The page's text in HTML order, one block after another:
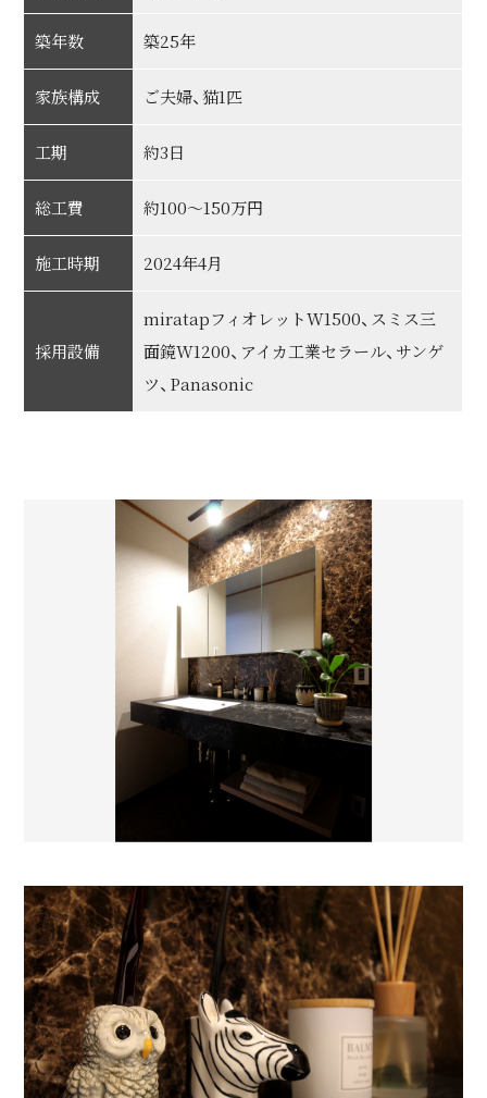
築年数 築25年
家族構成 ご夫婦、猫1匹
工期 約3日
総工費 約100～150万円
施工時期 2024年4月
採用設備
miratapフィオレットW1500、スミス三
面鏡W1200、アイカ工業セラール、サンゲ
ツ、Panasonic